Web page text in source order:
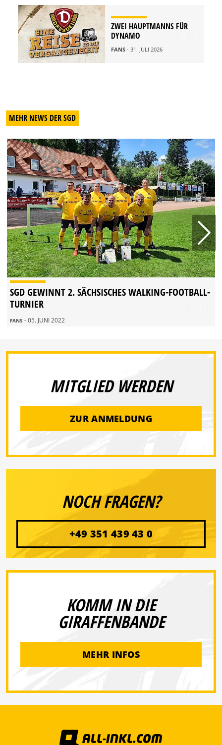
ZWEI HAUPTMANNS FÜR
DYNAMO
FANS - 31. JULI 2026
MEHR NEWS DER SGD
SGD GEWINNT 2. SÄCHSISCHES WALKING-FOOTBALL-
TURNIER
FANS - 05. JUNI 2022
MITGLIED WERDEN
ZUR ANMELDUNG
NOCH FRAGEN?
+49 351 439 43 0
KOMM IN DIE
GIRAFFENBANDE
MEHR INFOS